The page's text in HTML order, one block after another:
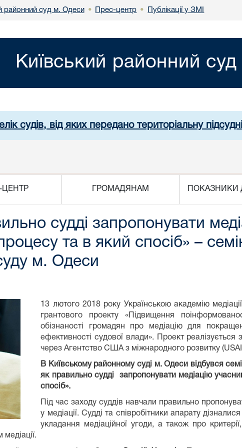
районний суд м. Одеси • Прес-центр • Публікації у ЗМІ
Київський районний
судів, від яких передано територіальну
ЦЕНТР ГРОМАДЯНАМ ПОКАЗНИКИ
судді запропонувати
та в який спосіб» –
м. Одеси
13 лютого 2018 року Українською академію
грантового проекту «Підвищення
обізнаності громадян про медіацію для
ефективності судової влади». Проект
через Агентство США з міжнародного розвитку
В Київському районному суді м. Одеси відбувся
як правильно судді запропонувати медіацію
спосіб».
Під час заходу суддів навчали правильно
у медіації. Судді та співробітники апарату
укладання медіаційної угоди, а також про